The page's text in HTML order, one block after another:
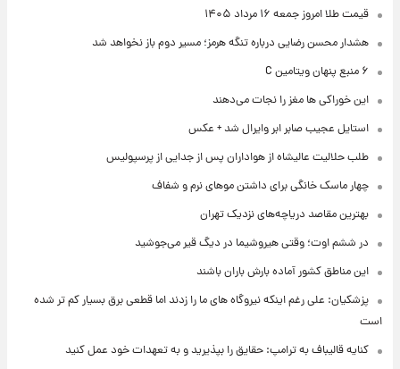
قیمت طلا امروز جمعه ۱۶ مرداد ۱۴۰۵
هشدار محسن رضایی درباره تنگه هرمز؛ مسیر دوم باز نخواهد شد
۶ منبع پنهان ویتامین C
این خوراکی ها مغز را نجات می‌دهند
استایل عجیب صابر ابر وایرال شد + عکس
طلب حلالیت عالیشاه از هواداران پس از جدایی از پرسپولیس
چهار ماسک خانگی برای داشتن موهای نرم و شفاف
بهترین مقاصد دریاچه‌های نزدیک تهران
در ششم اوت؛ وقتی هیروشیما در دیگ قیر می‌جوشید
این مناطق کشور آماده بارش باران باشند
پزشکیان: علی رغم اینکه نیروگاه های ما را زدند اما قطعی برق بسیار کم تر شده
است
کنایه قالیباف به ترامپ: حقایق را بپذیرید و به تعهدات خود عمل کنید